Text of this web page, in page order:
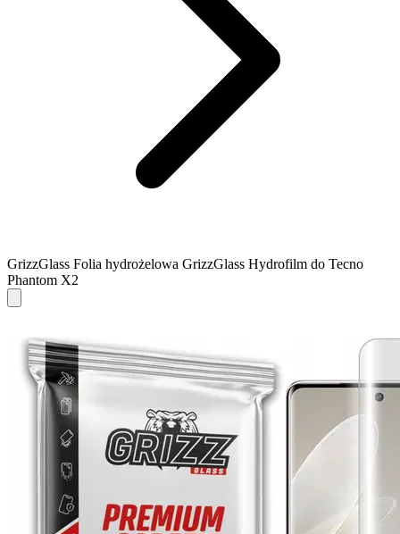
GrizzGlass Folia hydrożelowa GrizzGlass Hydrofilm do Tecno
Phantom X2